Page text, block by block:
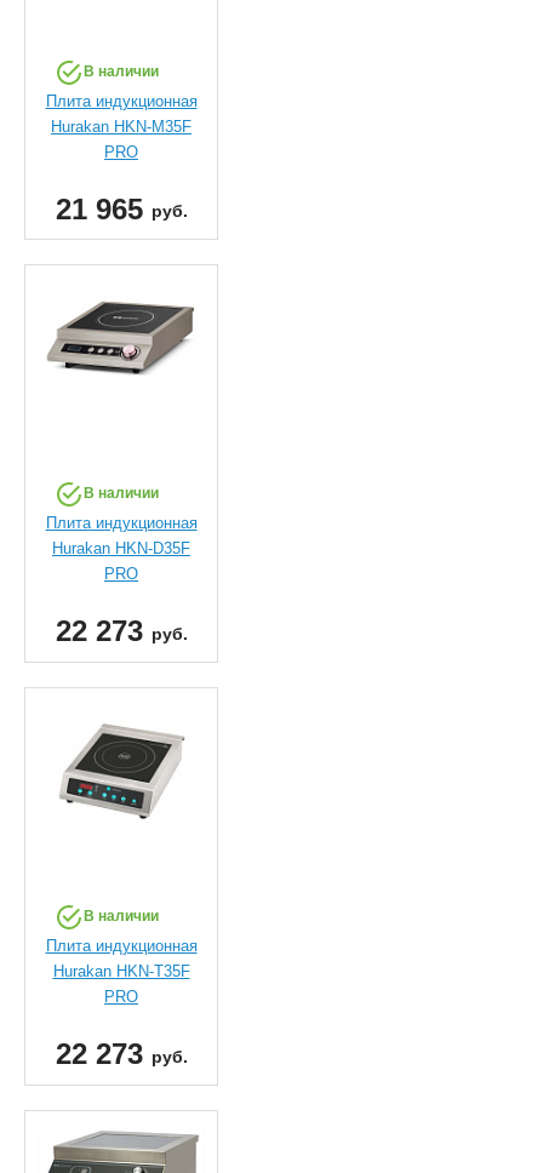
В наличии
Плита индукционная
Hurakan HKN-M35F
PRO
21 965 руб.
В наличии
Плита индукционная
Hurakan HKN-D35F
PRO
22 273 руб.
В наличии
Плита индукционная
Hurakan HKN-T35F
PRO
22 273 руб.